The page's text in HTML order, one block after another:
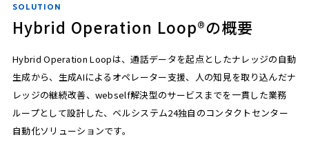
SOLUTION
Hybrid Operation Loop®の概要
Hybrid Operation Loopは、通話データを起点としたナレッジの自動
生成から、生成AIによるオペレーター支援、人の知見を取り込んだナ
レッジの継続改善、webself解決型のサービスまでを一貫した業務
ループとして設計した、ベルシステム24独自のコンタクトセンター
自動化ソリューションです。